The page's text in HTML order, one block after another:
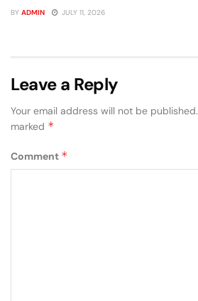
BY ADMIN JULY 11, 2026
Leave a Reply
Your email address will not be published.
marked *
Comment *